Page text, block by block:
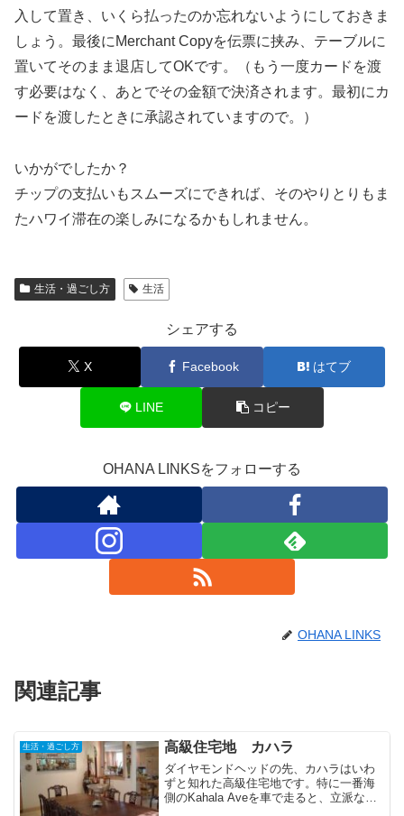
入して置き、いくら払ったのか忘れないようにしておきま
しょう。最後にMerchant Copyを伝票に挟み、テーブルに
置いてそのまま退店してOKです。（もう一度カードを渡
す必要はなく、あとでその金額で決済されます。最初にカ
ードを渡したときに承認されていますので。）
いかがでしたか？
チップの支払いもスムーズにできれば、そのやりとりもま
たハワイ滞在の楽しみになるかもしれません。
生活・過ごし方 生活
シェアする
X Facebook はてブ
LINE コピー
OHANA LINKSをフォローする
OHANA LINKS
関連記事
生活・過ごし方 高級住宅地 カハラ
ダイヤモンドヘッドの先、カハラはいわ
ずと知れた高級住宅地です。特に一番海
側のKahala Aveを車で走ると、立派な門